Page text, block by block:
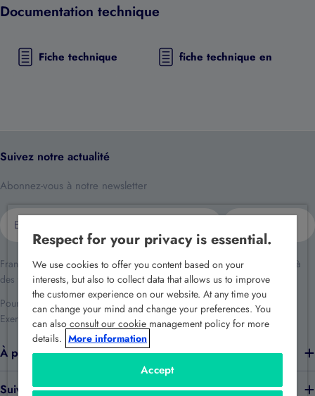
Documentation technique
Fiche technique fiche technique en
Suivez notre actualité
Abonnez-vous à notre newsletter
mail
France Sécurité traite vos données dans le cadre de la relation client et à
des fins de prospection commerciale.
Pour en savoir plus reportez-vous à notre
politique de confidentialité
Exercez vos droits en écrivant àrgpd@france-securite.fr .
À propos de nous
Suivez-nous
Respect for your privacy is essential.
We use cookies to offer you content based on your
interests, but also to collect data that allows us to improve
the customer experience on our website. At any time you
can change your mind and change your preferences. You
can also consult our cookie management policy for more
details. More information
Accept